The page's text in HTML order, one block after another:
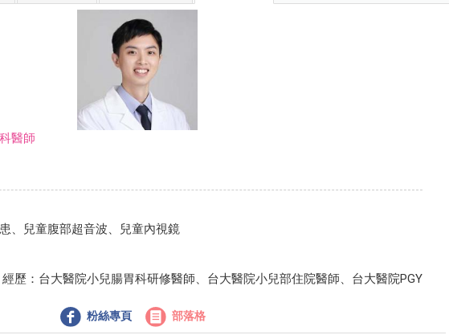
醫師
、兒童腹部超音波、兒童內視鏡
歷：台大醫院小兒腸胃科研修醫師、台大醫院小兒部住院醫師、台大醫院PGY
粉絲專頁 部落格